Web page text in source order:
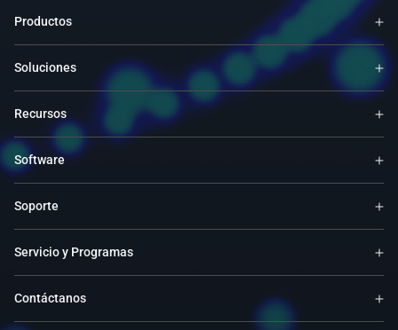
Productos
Soluciones
Recursos
Software
Soporte
Servicio y Programas
Contáctanos